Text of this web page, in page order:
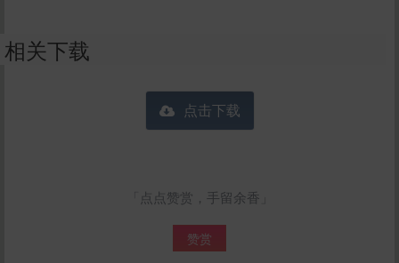
相关下载
点击下载
「点点赞赏，手留余香」
赞赏